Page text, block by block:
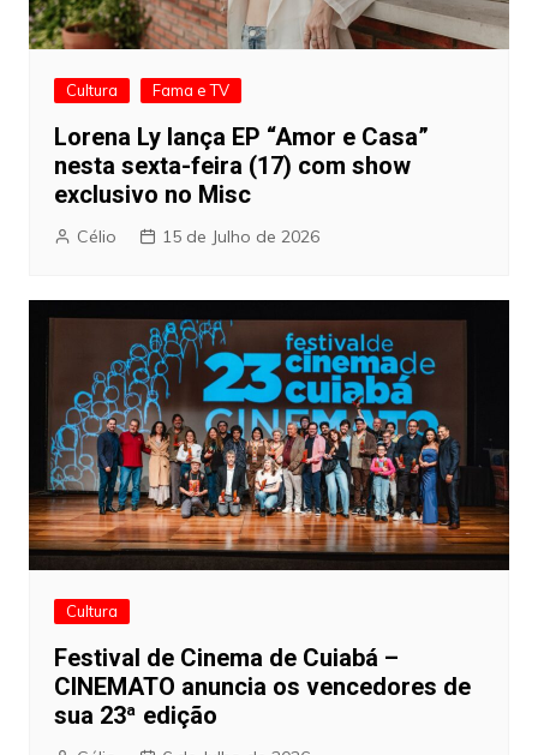
Cultura Fama e TV
Lorena Ly lança EP “Amor e Casa”
nesta sexta-feira (17) com show
exclusivo no Misc
Célio 15 de Julho de 2026
Cultura
Festival de Cinema de Cuiabá –
CINEMATO anuncia os vencedores de
sua 23ª edição